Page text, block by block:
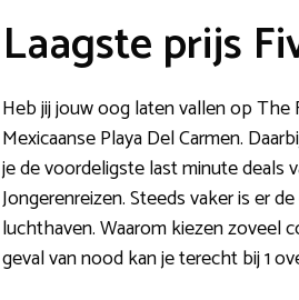
Laagste prijs
Heb jij jouw oog laten vallen op
Mexicaanse Playa Del Carmen.
je de voordeligste last minute deals
Jongerenreizen. Steeds vaker is er
luchthaven. Waarom kiezen zoveel
geval van nood kan je terecht bij 1